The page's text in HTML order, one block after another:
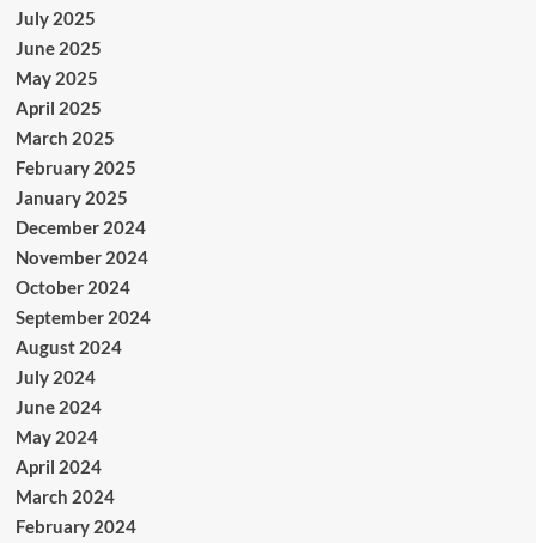
July 2025
June 2025
May 2025
April 2025
March 2025
February 2025
January 2025
December 2024
November 2024
October 2024
September 2024
August 2024
July 2024
June 2024
May 2024
April 2024
March 2024
February 2024